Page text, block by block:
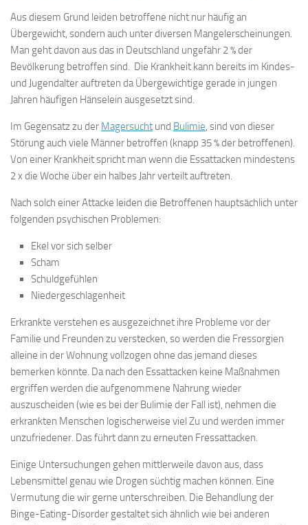
Aus diesem Grund leiden betroffene nicht nur häufig an
Übergewicht, sondern auch unter diversen Mangelerscheinungen.
Man geht davon aus das in Deutschland ungefähr 2 % der
Bevölkerung betroffen sind. Die Krankheit kann bereits im Kindes-
und Jugendalter auftreten da Übergewichtige gerade in jungen
Jahren häufigen Hänselein ausgesetzt sind.
Im Gegensatz zu der Magersucht und Bulimie, sind von dieser
Störung auch viele Männer betroffen (knapp 35 % der betroffenen).
Von einer Krankheit spricht man wenn die Essattacken mindestens
2 x die Woche über ein halbes Jahr verteilt auftreten.
Nach solch einer Attacke leiden die Betroffenen hauptsächlich unter
folgenden psychischen Problemen:
Ekel vor sich selber
Scham
Schuldgefühlen
Niedergeschlagenheit
Erkrankte verstehen es ausgezeichnet ihre Probleme vor der
Familie und Freunden zu verstecken, so werden die Fressorgien
alleine in der Wohnung vollzogen ohne das jemand dieses
bemerken könnte. Da nach den Essattacken keine Maßnahmen
ergriffen werden die aufgenommene Nahrung wieder
auszuscheiden (wie es bei der Bulimie der Fall ist), nehmen die
erkrankten Menschen logischerweise viel Zu und werden immer
unzufriedener. Das führt dann zu erneuten Fressattacken.
Einige Untersuchungen gehen mittlerweile davon aus, dass
Lebensmittel genau wie Drogen süchtig machen können. Eine
Vermutung die wir gerne unterschreiben. Die Behandlung der
Binge-Eating-Disorder gestaltet sich ähnlich wie bei anderen